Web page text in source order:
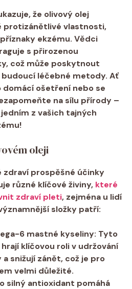
že olivový ‍olej
protizánětlivé vlastnosti,
ekzému.⁤ Vědci
⁣s přirozenou
což může poskytnout
léčebné⁤ metody. Ať
ošetření nebo se
na sílu ⁤přírody ⁤–
z vašich tajných
oleji
zdraví prospěšné účinky
různé klíčové ‌živiny, které
zdraví pleti, zejména u lidí
složky ⁢patří:
6 mastné kyseliny: ⁣Tyto
‍klíčovou ⁣roli v udržování⁣
a snižují zánět,⁤ což ​je pro
velmi⁢ důležité.
silný antioxidant pomáhá‌